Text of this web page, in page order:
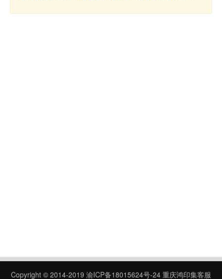
Copyright © 2014-2019 渝ICP备18015624号-24 重庆鸿印集客服